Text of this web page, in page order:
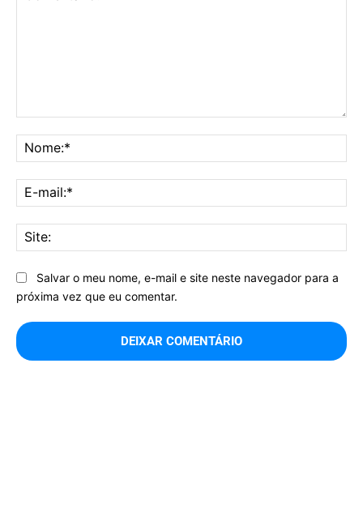
Salvar o meu nome, e-mail e site neste navegador para a
próxima vez que eu comentar.